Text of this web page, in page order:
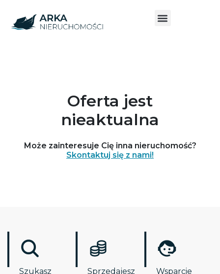
Oferta jest
nieaktualna
Może zainteresuje Cię inna nieruchomość?
Skontaktuj się z nami!
Szukasz
Sprzedajesz
Wsparcie